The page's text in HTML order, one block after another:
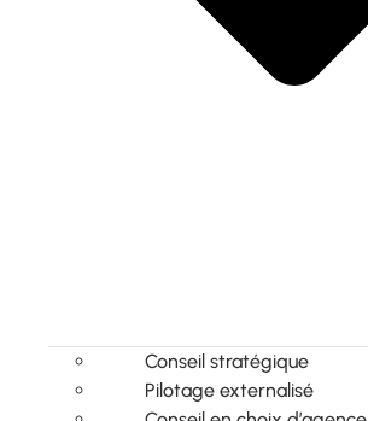
Conseil stratégique
Pilotage externalisé